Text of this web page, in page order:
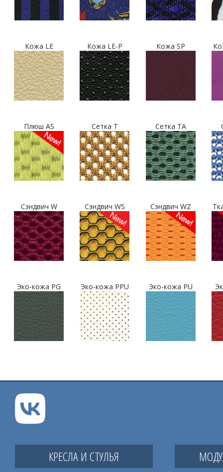
Кожа LE Кожа LE-P Кожа SP
Плюш AS Сетка T Сетка TA
Сэндвич W Сэндвич WS Сэндвич WZ
Эко-кожа PG Эко-кожа PPU Эко-кожа PU
КРЕСЛА И СТУЛЬЯ